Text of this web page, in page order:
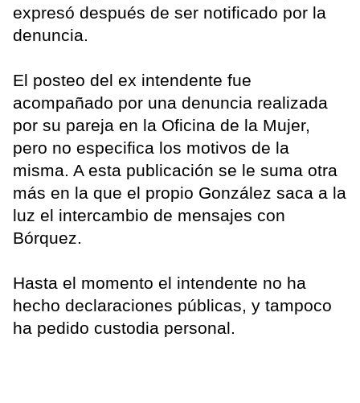
expresó después de ser notificado por la
denuncia.
El posteo del ex intendente fue
acompañado por una denuncia realizada
por su pareja en la Oficina de la Mujer,
pero no especifica los motivos de la
misma. A esta publicación se le suma otra
más en la que el propio González saca a la
luz el intercambio de mensajes con
Bórquez.
Hasta el momento el intendente no ha
hecho declaraciones públicas, y tampoco
ha pedido custodia personal.